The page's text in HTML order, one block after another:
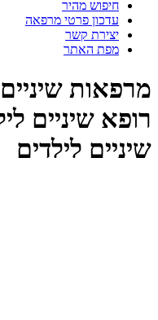
חיפוש מהיר
עדכון פרטי מרפאה
יצירת קשר
מפת האתר
שיניים
שיניים
לילדים